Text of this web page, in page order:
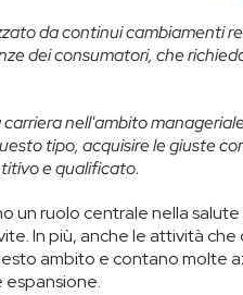
da continui cambiamenti
dei consumatori, che
nell'ambito
tipo, acquisire le giuste
e qualificato.
un ruolo centrale nella
In più, anche le attività
ambito e contano molte